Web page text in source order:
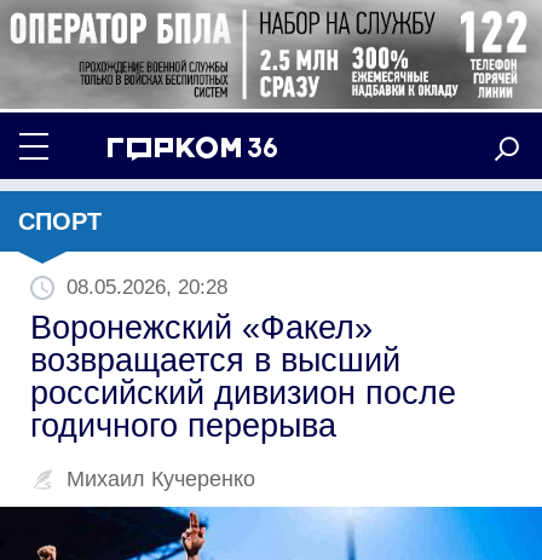
СПОРТ
08.05.2026, 20:28
Воронежский «Факел»
возвращается в высший
российский дивизион после
годичного перерыва
Михаил Кучеренко